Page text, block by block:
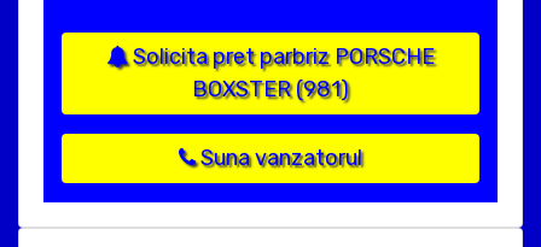
Solicita pret parbriz PORSCHE
BOXSTER (981)
Suna vanzatorul